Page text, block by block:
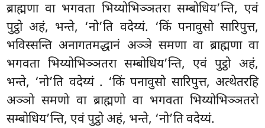
ब्राह्मणा वा भगवता भिय्योभिञ्ञतरा सम्बोधिय’न्ति, एवं
पुट्ठो अहं, भन्ते, ‘नो’ति वदेय्यं. ‘किं पनावुसो सारिपुत्त,
भविस्सन्ति अनागतमद्धानं अञ्ञे समणा वा ब्राह्मणा वा
भगवता भिय्योभिञ्ञतरा सम्बोधिय’न्ति, एवं पुट्ठो अहं,
भन्ते, ‘नो’ति वदेय्यं . ‘किं पनावुसो सारिपुत्त, अत्थेतरहि
अञ्ञो समणो वा ब्राह्मणो वा भगवता भिय्योभिञ्ञतरो
सम्बोधिय’न्ति, एवं पुट्ठो अहं, भन्ते, ‘नो’ति वदेय्यं.